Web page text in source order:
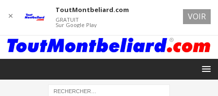
✕
ToutMontbeliard.com
GRATUIT
Sur Google Play
VOIR